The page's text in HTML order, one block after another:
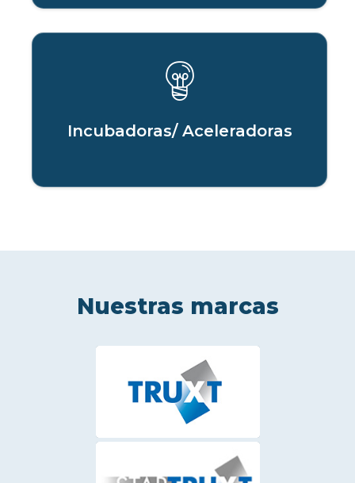
Incubadoras/ Aceleradoras
Nuestras marcas